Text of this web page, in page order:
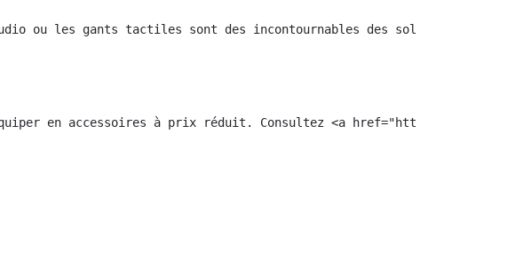
ou les gants tactiles sont des incontournables des soldes d’hiver.</
en accessoires à prix réduit. Consultez <a href="https://